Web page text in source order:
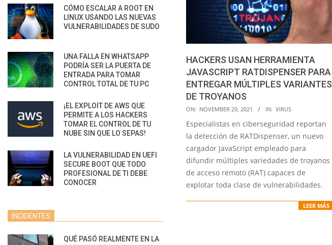
HACKERS USAN HERRAMIENTA
JAVASCRIPT RATDISPENSER PARA
ENTREGAR MÚLTIPLES VARIANTES
DE TROYANOS
2021-
11-
29
ON: NOVEMBER 29, 2021 IN: VIRUS
Especialistas en ciberseguridad reportan
la detección de RATDispenser, un nuevo
cargador JavaScript empleado para
difundir múltiples variedades de troyanos
de acceso remoto (RAT) capaces de
explotar toda clase de vulnerabilidades.
LEER MÁS
CÓMO ESCALAR A ROOT EN
LINUX USANDO LAS NUEVAS
VULNERABILIDADES DE SUDO
UNA FALLA EN WHATSAPP
PODRÍA SER LA PUERTA DE
ENTRADA PARA TOMAR
CONTROL TOTAL DE TU PC
¡EL EXPLOIT DE AWS QUE
PERMITE A LOS HACKERS
TOMAR EL CONTROL DE TU
NUBE SIN QUE LO SEPAS!
LA VULNERABILIDAD EN UEFI
SECURE BOOT QUE TODO
PROFESIONAL DE TI DEBE
CONOCER
INCIDENTES
QUÉ PASÓ REALMENTE EN LA